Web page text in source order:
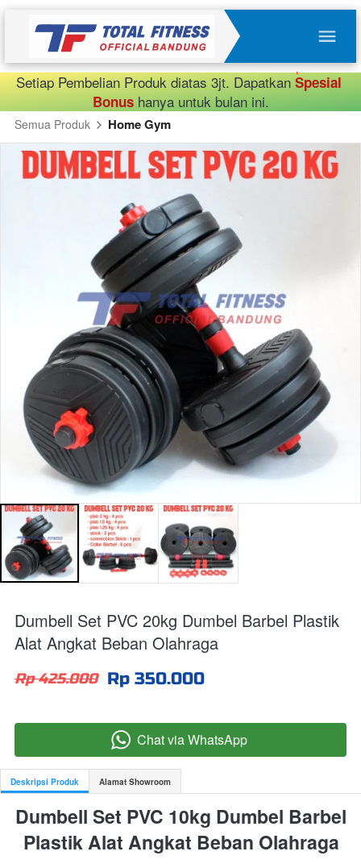
Setiap Pembelian Produk diatas 3jt. Dapatkan Spesial
Bonus hanya untuk bulan ini.
Semua Produk Home Gym
Dumbell Set PVC 20kg Dumbel Barbel Plastik
Alat Angkat Beban Olahraga
Rp 425.000 Rp 350.000
` Chat via WhatsApp
Deskripsi Produk Alamat Showroom
Dumbell Set PVC 10kg Dumbel Barbel
Plastik Alat Angkat Beban Olahraga